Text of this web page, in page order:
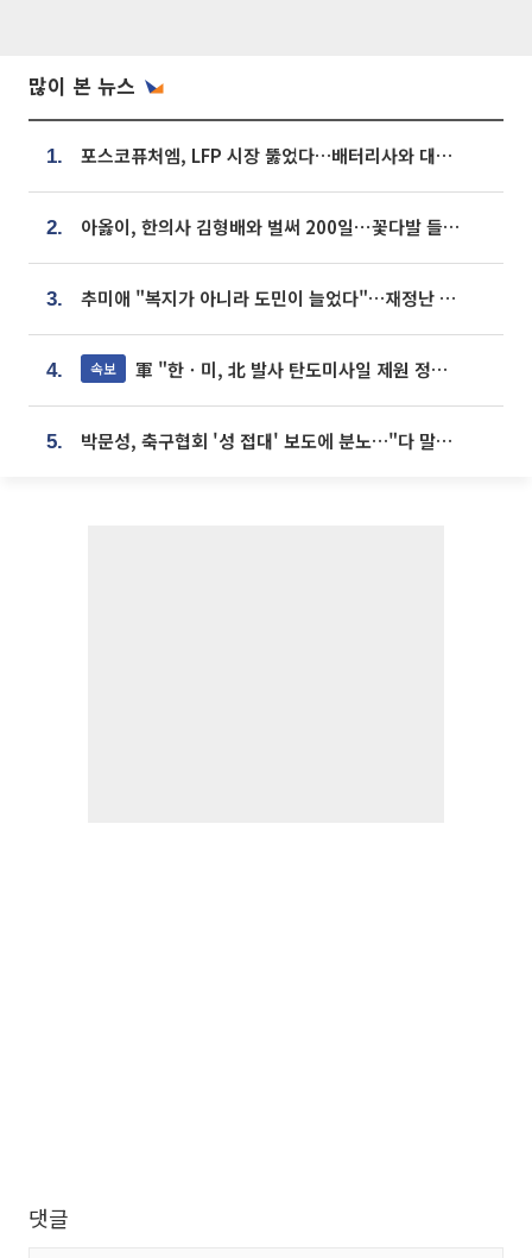
많이 본 뉴스
1. 포스코퓨처엠, LFP 시장 뚫었다…배터리사와 대규모 장기 공급 합의
2. 아옳이, 한의사 김형배와 벌써 200일⋯꽃다발 들고 "프러포즈 아냐"
3. 추미애 "복지가 아니라 도민이 늘었다"…재정난 책임론 정면돌파
4. 속보 軍 "한ㆍ미, 北 발사 탄도미사일 제원 정밀분석 중"
5. 박문성, 축구협회 '성 접대' 보도에 분노…"다 말아먹으려고 작정했나"
댓글